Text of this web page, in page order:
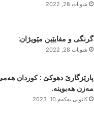
شوبات 28, 2022
گرنگی و مفایێین مێویژان:
شوبات 28, 2022
پارێزگارێ دھوکێ : کوردان
مەزن ھەبوینە.
كانونی یه‌كه‌م 10, 2023